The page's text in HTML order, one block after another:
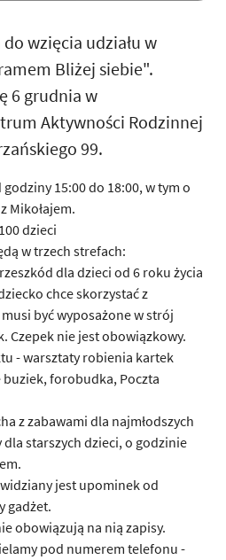
wzięcia udziału w
Bliżej siebie".
6 grudnia w
Aktywności Rodzinnej
99.
15:00 do 18:00, w tym o
Mikołajem.
dzieci
w trzech strefach:
dla dzieci od 6 roku życia
chce skorzystać z
być wyposażone w strój
Czepek nie jest obowiązkowy.
- warsztaty robienia kartek
forobudka, Poczta
z zabawami dla najmłodszych
starszych dzieci, o godzinie
jest upominek od
gadżet.
obowiązują na nią zapisy.
pod numerem telefonu -